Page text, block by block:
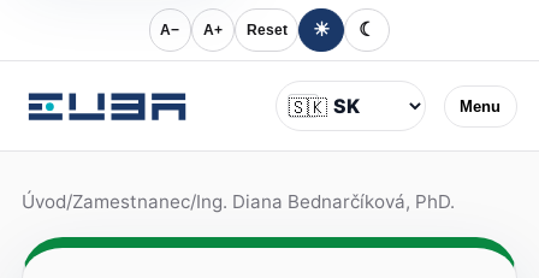
A− A+ Reset ☀ ☾
Menu
Jazyk
🇸🇰
Úvod/Zamestnanec/Ing. Diana Bednarčíková, PhD.